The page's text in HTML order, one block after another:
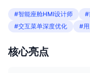
#智能座舱HMI设计师 #
#交互菜单深度优化
#
核心亮点